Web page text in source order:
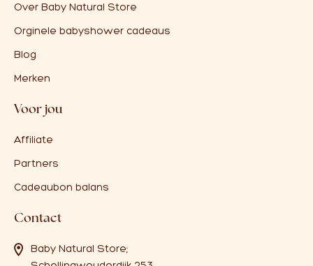
Over Baby Natural Store
Orginele babyshower cadeaus
Blog
Merken
Voor jou
Affiliate
Partners
Cadeaubon balans
Contact
Baby Natural Store;